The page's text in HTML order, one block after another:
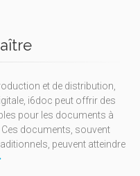
et de distribution,
i6doc peut offrir des
pour les documents à
documents, souvent
peuvent atteindre